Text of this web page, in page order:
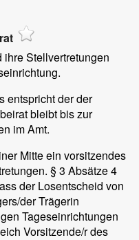
Stellvertretungen
entspricht der der
bleibt bis zur
im Amt.
Mitte ein vorsitzendes
§ 3 Absätze 4
der Losentscheid von
der Trägerin
Tageseinrichtungen
Vorsitzende/r des